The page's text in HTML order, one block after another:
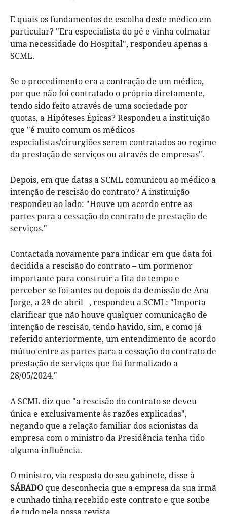
E quais os fundamentos de escolha deste médico em
particular? "Era especialista do pé e vinha colmatar
uma necessidade do Hospital", respondeu apenas a
SCML.
Se o procedimento era a contração de um médico,
por que não foi contratado o próprio diretamente,
tendo sido feito através de uma sociedade por
quotas, a Hipóteses Épicas? Respondeu a instituição
que "é muito comum os médicos
especialistas/cirurgiões serem contratados ao regime
da prestação de serviços ou através de empresas".
Depois, em que datas a SCML comunicou ao médico a
intenção de rescisão do contrato? A instituição
respondeu ao lado: "Houve um acordo entre as
partes para a cessação do contrato de prestação de
serviços."
Contactada novamente para indicar em que data foi
decidida a rescisão do contrato – um pormenor
importante para construir a fita do tempo e
perceber se foi antes ou depois da demissão de Ana
Jorge, a 29 de abril –, respondeu a SCML: "Importa
clarificar que não houve qualquer comunicação de
intenção de rescisão, tendo havido, sim, e como já
referido anteriormente, um entendimento de acordo
mútuo entre as partes para a cessação do contrato de
prestação de serviços que foi formalizado a
28/05/2024."
A SCML diz que "a rescisão do contrato se deveu
única e exclusivamente às razões explicadas",
negando que a relação familiar dos acionistas da
empresa com o ministro da Presidência tenha tido
alguma influência.
O ministro, via resposta do seu gabinete, disse à
SÁBADO que desconhecia que a empresa da sua irmã
e cunhado tinha recebido este contrato e que soube
de tudo pela nossa revista.